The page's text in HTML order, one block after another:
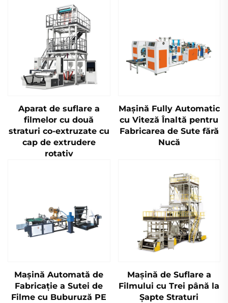
Aparat de suflare a
filmelor cu două
straturi co-extruzate cu
cap de extrudere
rotativ
Mașină Fully Automatic
cu Viteză Înaltă pentru
Fabricarea de Sute fără
Nucă
Mașină Automată de
Fabricație a Sutei de
Filme cu Buburuză PE
Mașină de Suflare a
Filmului cu Trei până la
Șapte Straturi